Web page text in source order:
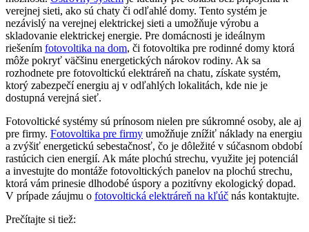
verejnej sieti, ako sú chaty či odľahlé domy. Tento systém je
nezávislý na verejnej elektrickej sieti a umožňuje výrobu a
skladovanie elektrickej energie. Pre domácnosti je ideálnym
riešením fotovoltika na dom, či fotovoltika pre rodinné domy ktorá
môže pokryť väčšinu energetických nárokov rodiny. Ak sa
rozhodnete pre fotovoltickú elektráreň na chatu, získate systém,
ktorý zabezpečí energiu aj v odľahlých lokalitách, kde nie je
dostupná verejná sieť.
Fotovoltické systémy sú prínosom nielen pre súkromné osoby, ale aj
pre firmy. Fotovoltika pre firmy umožňuje znížiť náklady na energiu
a zvýšiť energetickú sebestačnosť, čo je dôležité v súčasnom období
rastúcich cien energií. Ak máte plochú strechu, využite jej potenciál
a investujte do montáže fotovoltických panelov na plochú strechu,
ktorá vám prinesie dlhodobé úspory a pozitívny ekologický dopad.
V prípade záujmu o fotovoltická elektráreň na kľúč nás kontaktujte.
Prečítajte si tiež: